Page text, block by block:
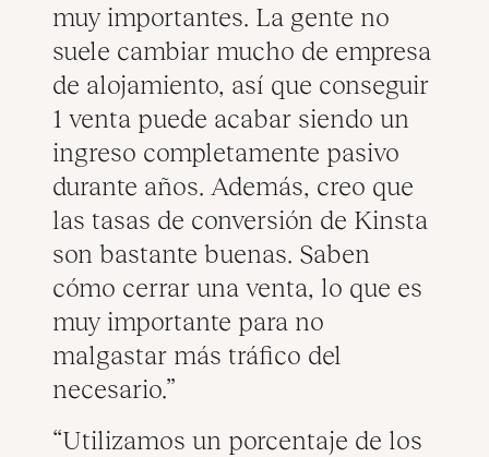
muy importantes. La gente no
suele cambiar mucho de empresa
de alojamiento, así que conseguir
1 venta puede acabar siendo un
ingreso completamente pasivo
durante años. Además, creo que
las tasas de conversión de Kinsta
son bastante buenas. Saben
cómo cerrar una venta, lo que es
muy importante para no
malgastar más tráfico del
necesario.
Utilizamos un porcentaje de los